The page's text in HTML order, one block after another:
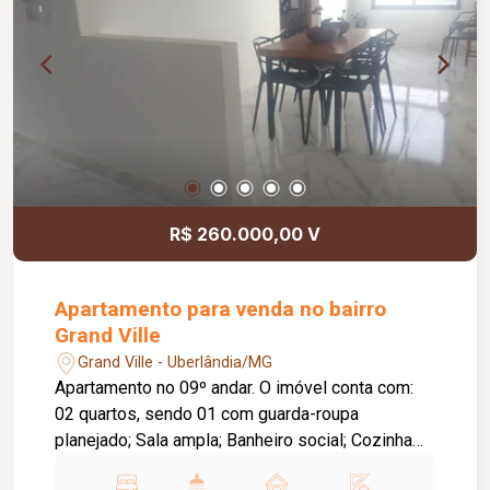
quiosque com churrasqueira, proporcionando
segurança, comodidade e opções de lazer para
conhecer este excelente imóvel!
R$ 260.000,00 V
Apartamento para venda no bairro
Grand Ville
Grand Ville - Uberlândia/MG
Apartamento no 09º andar. O imóvel conta com:
02 quartos, sendo 01 com guarda-roupa
planejado; Sala ampla; Banheiro social; Cozinha